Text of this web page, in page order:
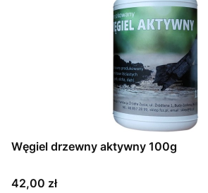
Węgiel drzewny aktywny 100g
Cena
42,00 zł